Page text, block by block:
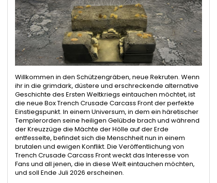
Willkommen in den Schützengräben, neue Rekruten. Wenn
ihr in die grimdark, düstere und erschreckende alternative
Geschichte des Ersten Weltkriegs eintauchen möchtet, ist
die neue Box Trench Crusade Carcass Front der perfekte
Einstiegspunkt. In einem Universum, in dem ein häretischer
Templerorden seine heiligen Gelübde brach und während
der Kreuzzüge die Mächte der Hölle auf der Erde
entfesselte, befindet sich die Menschheit nun in einem
brutalen und ewigen Konflikt. Die Veröffentlichung von
Trench Crusade Carcass Front weckt das Interesse von
Fans und all jenen, die in diese Welt eintauchen möchten,
und soll Ende Juli 2026 erscheinen.